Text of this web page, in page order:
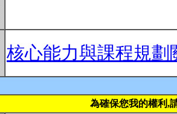
核心能力與課程規劃
為確保您我的權利,